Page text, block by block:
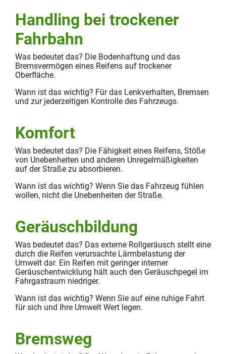
Handling bei trockener
Fahrbahn
Was bedeutet das? Die Bodenhaftung und das
Bremsvermögen eines Reifens auf trockener
Oberfläche.
Wann ist das wichtig? Für das Lenkverhalten, Bremsen
und zur jederzeitigen Kontrolle des Fahrzeugs.
Komfort
Was bedeutet das? Die Fähigkeit eines Reifens, Stöße
von Unebenheiten und anderen Unregelmäßigkeiten
auf der Straße zu absorbieren.
Wann ist das wichtig? Wenn Sie das Fahrzeug fühlen
wollen, nicht die Unebenheiten der Straße.
Geräuschbildung
Was bedeutet das? Das externe Rollgeräusch stellt eine
durch die Reifen verursachte Lärmbelastung der
Umwelt dar. Ein Reifen mit geringer interner
Geräuschentwicklung hält auch den Geräuschpegel im
Fahrgastraum niedriger.
Wann ist das wichtig? Wenn Sie auf eine ruhige Fahrt
für sich und Ihre Umwelt Wert legen.
Bremsweg